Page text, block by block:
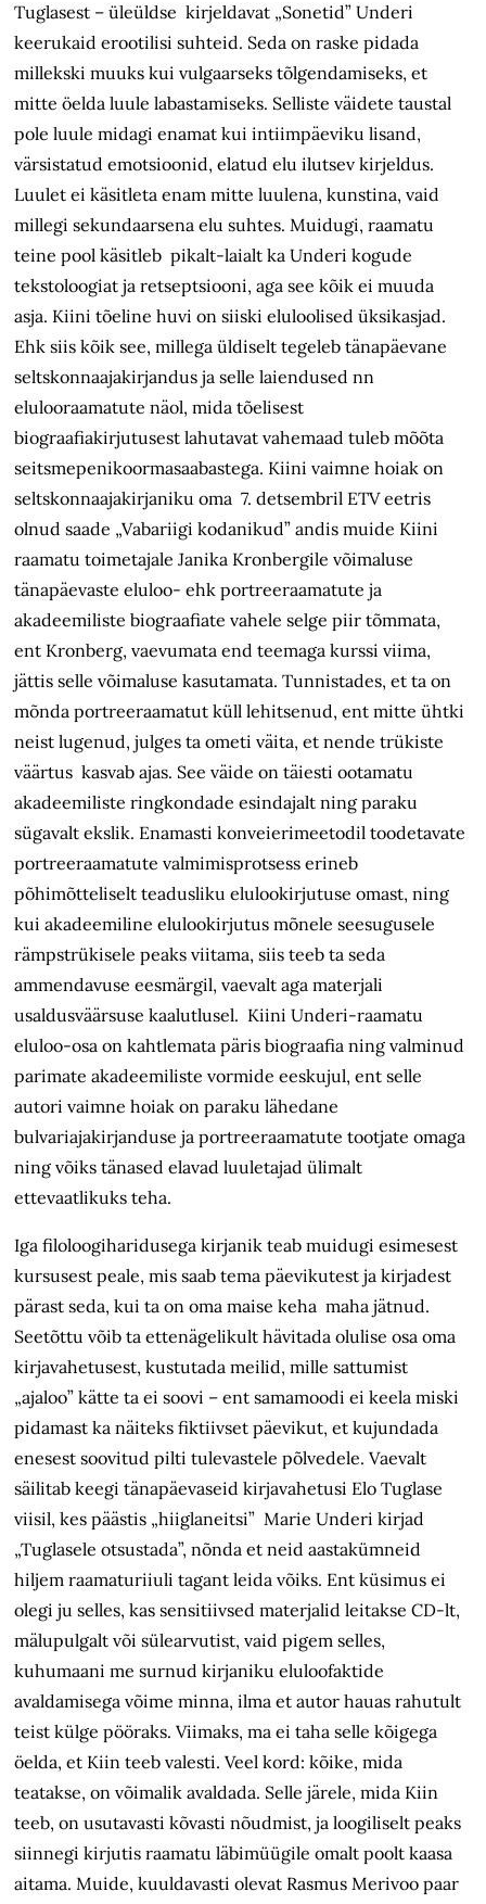
Tuglasest – üleüldse kirjeldavat „Sonetid” Underi
keerukaid erootilisi suhteid. Seda on raske pidada
millekski muuks kui vulgaarseks tõlgendamiseks, et
mitte öelda luule labastamiseks. Selliste väidete taustal
pole luule midagi enamat kui intiimpäeviku lisand,
värsistatud emotsioonid, elatud elu ilutsev kirjeldus.
Luulet ei käsitleta enam mitte luulena, kunstina, vaid
millegi sekundaarsena elu suhtes. Muidugi, raamatu
teine pool käsitleb pikalt-laialt ka Underi kogude
tekstoloogiat ja retseptsiooni, aga see kõik ei muuda
asja. Kiini tõeline huvi on siiski eluloolised üksikasjad.
Ehk siis kõik see, millega üldiselt tegeleb tänapäevane
seltskonnaajakirjandus ja selle laiendused nn
elulooraamatute näol, mida tõelisest
biograafiakirjutusest lahutavat vahemaad tuleb mõõta
seitsmepenikoormasaabastega. Kiini vaimne hoiak on
seltskonnaajakirjaniku oma 7. detsembril ETV eetris
olnud saade „Vabariigi kodanikud” andis muide Kiini
raamatu toimetajale Janika Kronbergile võimaluse
tänapäevaste eluloo- ehk portreeraamatute ja
akadeemiliste biograafiate vahele selge piir tõmmata,
ent Kronberg, vaevumata end teemaga kurssi viima,
jättis selle võimaluse kasutamata. Tunnistades, et ta on
mõnda portreeraamatut küll lehitsenud, ent mitte ühtki
neist lugenud, julges ta ometi väita, et nende trükiste
väärtus kasvab ajas. See väide on täiesti ootamatu
akadeemiliste ringkondade esindajalt ning paraku
sügavalt ekslik. Enamasti konveierimeetodil toodetavate
portreeraamatute valmimisprotsess erineb
põhimõtteliselt teadusliku elulookirjutuse omast, ning
kui akadeemiline elulookirjutus mõnele seesugusele
rämpstrükisele peaks viitama, siis teeb ta seda
ammendavuse eesmärgil, vaevalt aga materjali
usaldusväärsuse kaalutlusel. Kiini Underi-raamatu
eluloo-osa on kahtlemata päris biograafia ning valminud
parimate akadeemiliste vormide eeskujul, ent selle
autori vaimne hoiak on paraku lähedane
bulvariajakirjanduse ja portreeraamatute tootjate omaga
ning võiks tänased elavad luuletajad ülimalt
ettevaatlikuks teha.
Iga filoloogiharidusega kirjanik teab muidugi esimesest
kursusest peale, mis saab tema päevikutest ja kirjadest
pärast seda, kui ta on oma maise keha maha jätnud.
Seetõttu võib ta ettenägelikult hävitada olulise osa oma
kirjavahetusest, kustutada meilid, mille sattumist
„ajaloo” kätte ta ei soovi – ent samamoodi ei keela miski
pidamast ka näiteks fiktiivset päevikut, et kujundada
enesest soovitud pilti tulevastele põlvedele. Vaevalt
säilitab keegi tänapäevaseid kirjavahetusi Elo Tuglase
viisil, kes päästis „hiiglaneitsi” Marie Underi kirjad
„Tuglasele otsustada”, nõnda et neid aastakümneid
hiljem raamaturiiuli tagant leida võiks. Ent küsimus ei
olegi ju selles, kas sensitiivsed materjalid leitakse CD-lt,
mälupulgalt või sülearvutist, vaid pigem selles,
kuhumaani me surnud kirjaniku eluloofaktide
avaldamisega võime minna, ilma et autor hauas rahutult
teist külge pööraks. Viimaks, ma ei taha selle kõigega
öelda, et Kiin teeb valesti. Veel kord: kõike, mida
teatakse, on võimalik avaldada. Selle järele, mida Kiin
teeb, on usutavasti kõvasti nõudmist, ja loogiliselt peaks
siinnegi kirjutis raamatu läbimüügile omalt poolt kaasa
aitama. Muide, kuuldavasti olevat Rasmus Merivoo paar